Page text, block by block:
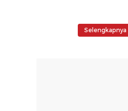
Selengkapnya